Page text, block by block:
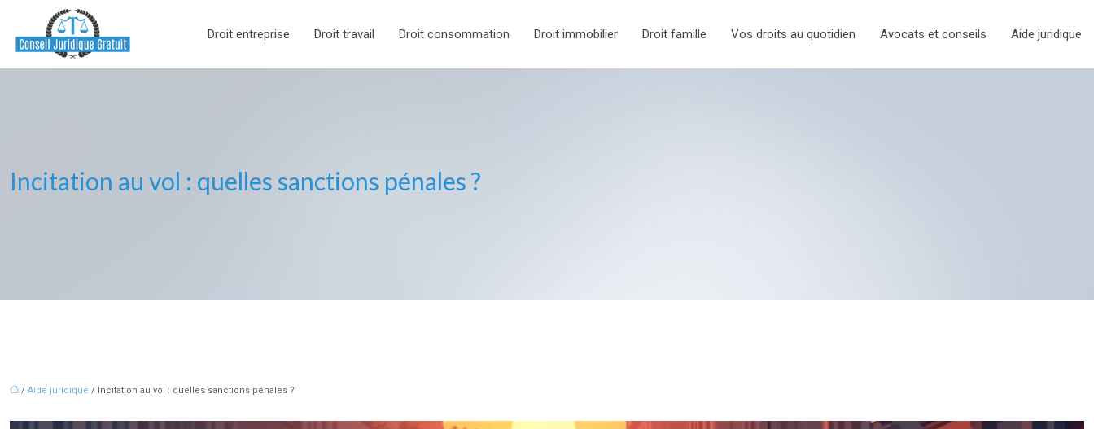
Droit entreprise Droit travail Droit consommation Droit immobilier Droit famille Vos droits au quotidien Avocats et conseils Aide juridique
Incitation au vol : quelles sanctions pénales ?
/ Aide juridique / Incitation au vol : quelles sanctions pénales ?